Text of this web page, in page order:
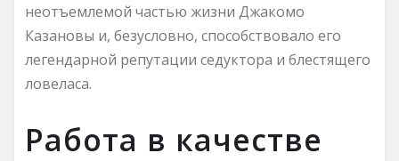
неотъемлемой частью жизни Джакомо
Казановы и, безусловно, способствовало его
легендарной репутации седуктора и блестящего
ловеласа.
Работа в качестве